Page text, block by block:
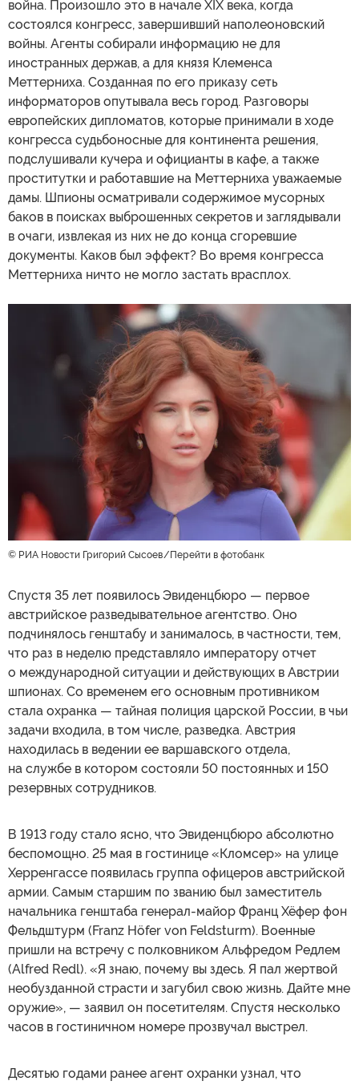
война. Произошло это в начале XIX века, когда
состоялся конгресс, завершивший наполеоновский
войны. Агенты собирали информацию не для
иностранных держав, а для князя Клеменса
Меттерниха. Созданная по его приказу сеть
информаторов опутывала весь город. Разговоры
европейских дипломатов, которые принимали в ходе
конгресса судьбоносные для континента решения,
подслушивали кучера и официанты в кафе, а также
проститутки и работавшие на Меттерниха уважаемые
дамы. Шпионы осматривали содержимое мусорных
баков в поисках выброшенных секретов и заглядывали
в очаги, извлекая из них не до конца сгоревшие
документы. Каков был эффект? Во время конгресса
Меттерниха ничто не могло застать врасплох.
© РИА Новости Григорий Сысоев Перейти в фотобанк
Спустя 35 лет появилось Эвиденцбюро — первое
австрийское разведывательное агентство. Оно
подчинялось генштабу и занималось, в частности, тем,
что раз в неделю представляло императору отчет
о международной ситуации и действующих в Австрии
шпионах. Со временем его основным противником
стала охранка — тайная полиция царской России, в чьи
задачи входила, в том числе, разведка. Австрия
находилась в ведении ее варшавского отдела,
на службе в котором состояли 50 постоянных и 150
резервных сотрудников.
В 1913 году стало ясно, что Эвиденцбюро абсолютно
беспомощно. 25 мая в гостинице «Кломсер» на улице
Херренгассе появилась группа офицеров австрийской
армии. Самым старшим по званию был заместитель
начальника генштаба генерал-майор Франц Хёфер фон
Фельдштурм (Franz Höfer von Feldsturm). Военные
пришли на встречу с полковником Альфредом Редлем
(Alfred Redl). «Я знаю, почему вы здесь. Я пал жертвой
необузданной страсти и загубил свою жизнь. Дайте мне
оружие», — заявил он посетителям. Спустя несколько
часов в гостиничном номере прозвучал выстрел.
Десятью годами ранее агент охранки узнал, что